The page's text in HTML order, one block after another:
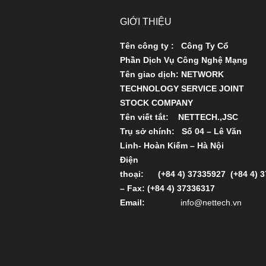
GIỚI THIỆU
Tên công ty : Công Ty Cổ
Phần Dịch Vụ Công Nghệ Mạng
Tên giao dịch: NETWORK
TECHNOLOGY SERVICE JOINT
STOCK COMPANY
Tên viết tắt: NETTECH.,JSC
Trụ sở chính: Số 04 – Lê Văn
Linh- Hoàn Kiếm – Hà Nội
Ðiện
thoại:(+84 4) 37335927 (+84 4)
– Fax: (+84 4) 37336317
Email: info@nettech.vn